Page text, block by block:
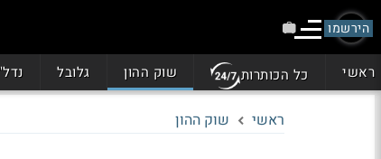
הירשמו
ראשי כל הכותרות שוק ההון גלובל
ראשי שוק ההון